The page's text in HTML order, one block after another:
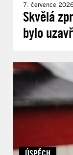
7. července 2026
Skvělá
bylo